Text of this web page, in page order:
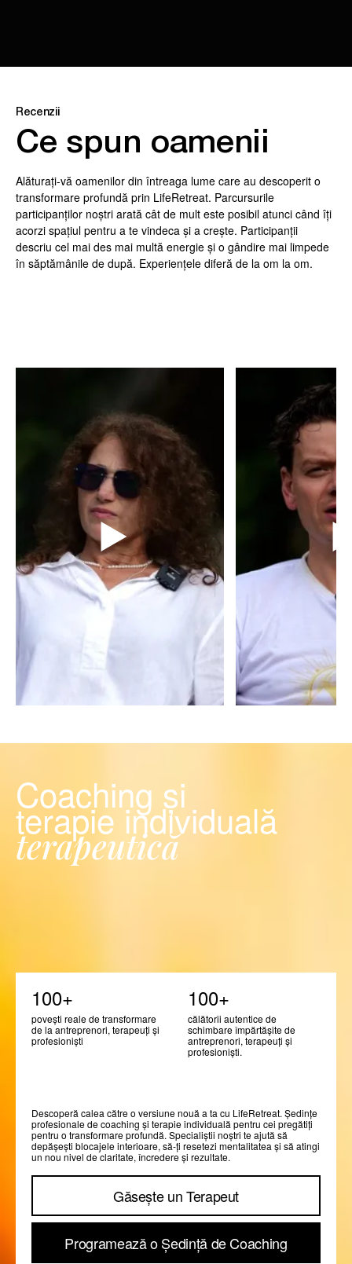
Recenzii
Ce spun oamenii
Alăturați-vă oamenilor din întreaga lume care au descoperit o
transformare profundă prin LifeRetreat. Parcursurile
participanților noștri arată cât de mult este posibil atunci când îți
acorzi spațiul pentru a te vindeca și a crește. Participanții
descriu cel mai des mai multă energie și o gândire mai limpede
în săptămânile de după. Experiențele diferă de la om la om.
Coaching și
terapie individuală
terapeutică
100+
povești reale de transformare
de la antreprenori, terapeuți și
profesioniști
100+
călătorii autentice de
schimbare împărtășite de
antreprenori, terapeuți și
profesioniști.
Descoperă calea către o versiune nouă a ta cu LifeRetreat. Ședințe
profesionale de coaching și terapie individuală pentru cei pregătiți
pentru o transformare profundă. Specialiștii noștri te ajută să
depășești blocajele interioare, să-ți resetezi mentalitatea și să atingi
un nou nivel de claritate, încredere și rezultate.
Găsește un Terapeut
Programează o Ședință de Coaching